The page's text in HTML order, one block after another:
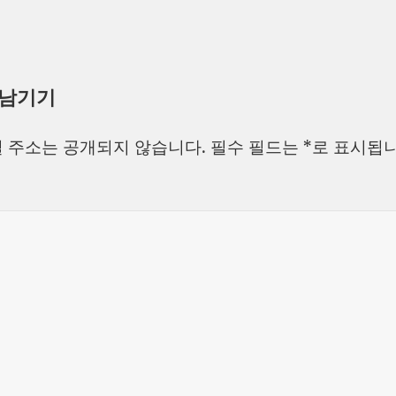
기기
주소는 공개되지 않습니다. 필수 필드는 *로 표시됩